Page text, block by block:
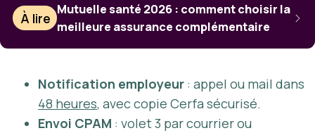
À lire
Mutuelle santé 2026 : comment choisir la
meilleure assurance complémentaire
Notification employeur : appel ou mail dans
48 heures, avec copie Cerfa sécurisé.
Envoi CPAM : volet 3 par courrier ou